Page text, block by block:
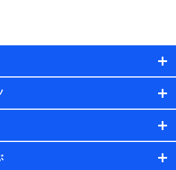
的、保険商品の内容、保険料、保険料
のメーカーや走行距離などの情報、建
の情報及び保険の更改案内等を提供し
社NTTドコモ・フィナンシャルグルー
保有する保険契約に関する情報。例と
及び被保険者の氏名、住所、生年月
約者と被保険者の関係、保険加入の目
容、保険料、保険料のお支払方法、車
距離などの情報、建物の構造や築年数